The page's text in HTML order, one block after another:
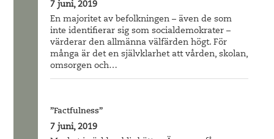
7 juni, 2019
En majoritet av befolkningen – även de som
inte identifierar sig som socialdemokrater –
värderar den allmänna välfärden högt. För
många är det en självklarhet att vården, skolan,
omsorgen och…
”Factfulness”
7 juni, 2019